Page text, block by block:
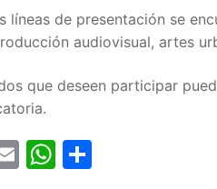
líneas de presentación se
audiovisual, artes
que deseen participar
EmailWhatsApp